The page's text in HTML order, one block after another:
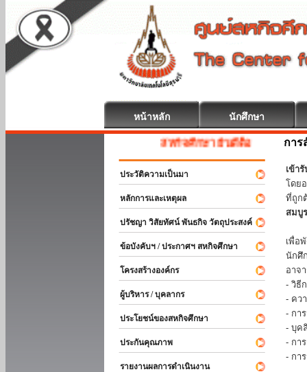
หน้าหลัก นักศึกษา
สหกิจศึกษา ยินดีต้อนรับ
ประวัติความเป็นมา
หลักการและเหตุผล
ปรัชญา วิสัยทัศน์ พันธกิจ วัตถุประสงค์
ข้อบังคับฯ / ประกาศฯ สหกิจศึกษา
โครงสร้างองค์กร
ผู้บริหาร / บุคลากร
ประโยชน์ของสหกิจศึกษา
ประกันคุณภาพ
รายงานผลการดำเนินงาน
การ
เข้า
โดย
ที่ถูก
สมบู
เพื่อ
นักศึ
อาจ
- วิธี
- คว
- กา
- บุค
- กา
- กา